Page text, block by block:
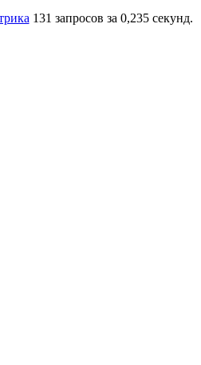
131 запросов за 0,235 секунд.